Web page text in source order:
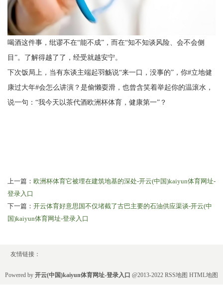
喝酒这件事，纰谬不在“能不成”，而在“知不知谈风险、会不会侧
目”。了解得越了了，经受就越安宁。
下次饭局上，当有东谈主端起羽觞说“来一口，没事的”，你#立地健
康过大年#会怎么讲演？是偷懒耍滑，也曾含笑着举起你的温滚水，
说一句：“我今天以茶代酒欧洲杯体育，健康第一”？
上一篇： 欧洲杯体育它被埋在建筑地基的深处-开云(中国)kaiyun体育网址-
登录入口
下一篇： 开云体育好意思国不仅堵截了古巴主要的石油供应渠谈-开云(中
国)kaiyun体育网址-登录入口
友情链接：
Powered by 开云(中国)kaiyun体育网址-登录入口 @2013-2022 RSS地图 HTML地图